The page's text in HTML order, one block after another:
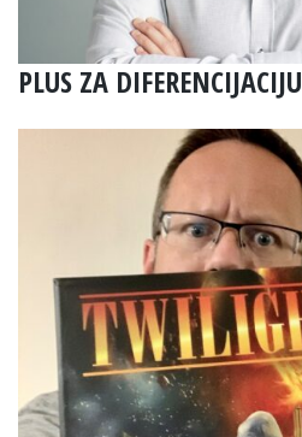
PLUS ZA DIFERENCIJACIJU